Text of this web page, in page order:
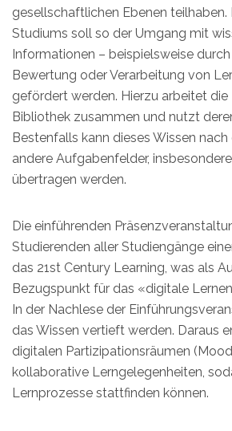
gesellschaftlichen Ebenen teilhaben.
Studiums soll so der Umgang mit
Informationen – beispielsweise durch
Bewertung oder Verarbeitung von
gefördert werden. Hierzu arbeitet
Bibliothek zusammen und nutzt
Bestenfalls kann dieses Wissen
andere Aufgabenfelder,
übertragen werden.
Die einführenden
Studierenden aller Studiengänge
das 21st Century Learning, was als
Bezugspunkt für das «digitale
In der Nachlese der
das Wissen vertieft werden. Daraus
digitalen Partizipationsräumen
kollaborative Lerngelegenheiten,
Lernprozesse stattfinden können.